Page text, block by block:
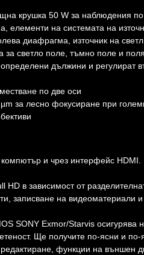
крушка 50 W за наблюдения
елементи на системата на
диафрагма, източник на
за светло поле, тъмно поле и
дължини и регулират
по две оси
за лесно фокусиране при
и чрез интерфейс
в зависимост от
записване на видеоматериали
SONY Exmor/Starvis осигурява
Ще получите по-ясни и
функции на външен